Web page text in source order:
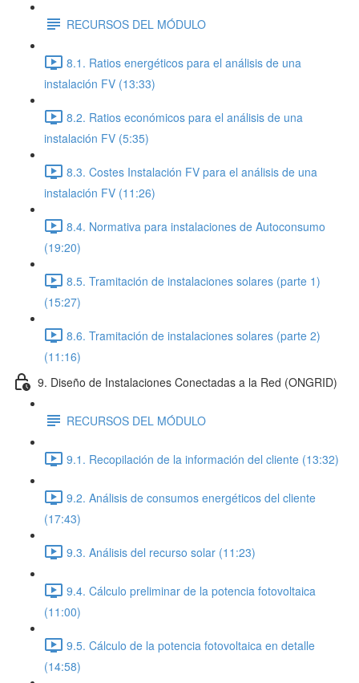
RECURSOS DEL MÓDULO
8.1. Ratios energéticos para el análisis de una
instalación FV (13:33)
8.2. Ratios económicos para el análisis de una
instalación FV (5:35)
8.3. Costes Instalación FV para el análisis de una
instalación FV (11:26)
8.4. Normativa para instalaciones de Autoconsumo
(19:20)
8.5. Tramitación de instalaciones solares (parte 1)
(15:27)
8.6. Tramitación de instalaciones solares (parte 2)
(11:16)
9. Diseño de Instalaciones Conectadas a la Red (ONGRID)
RECURSOS DEL MÓDULO
9.1. Recopilación de la información del cliente (13:32)
9.2. Análisis de consumos energéticos del cliente
(17:43)
9.3. Análisis del recurso solar (11:23)
9.4. Cálculo preliminar de la potencia fotovoltaica
(11:00)
9.5. Cálculo de la potencia fotovoltaica en detalle
(14:58)